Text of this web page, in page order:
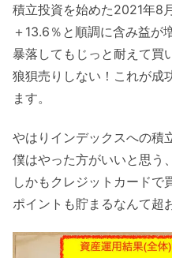
積立投資を始めた2021年8
＋13.6％と順調に含み益が
暴落してもじっと耐えて買
狼狽売りしない！これが成
ます。
やはりインデックスへの積
僕はやった方がいいと思う
しかもクレジットカードで
ポイントも貯まるなんて超